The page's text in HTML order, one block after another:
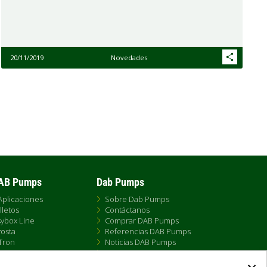
20/11/2019 Novedades
Pumps
Line
Dab Pumps
Sobre Dab Pumps
Contáctanos
Comprar DAB Pumps
Referencias DAB Pumps
Noticias DAB Pumps
FAQs - Preguntas Frecuentes